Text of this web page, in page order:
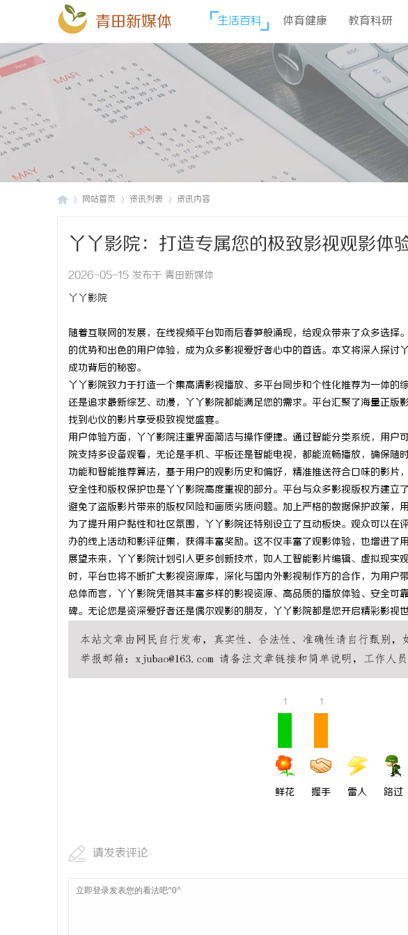
青田新媒体 生活百科 体育健康 教育科研
网站首页 资讯列表 资讯内容
丫丫影院：打造专属您的极致影视观影体
2026-05-15 发布于 青田新媒体
丫丫影院
随着互联网的发展，在线视频平台如雨后春笋般涌现，给观众带来了众多选
的优势和出色的用户体验，成为众多影视爱好者心中的首选。本文将深入探讨
成功背后的秘密。
丫丫影院致力于打造一个集高清影视播放、多平台同步和个性化推荐为一体的
还是追求最新综艺、动漫，丫丫影院都能满足您的需求。平台汇聚了海量正版
找到心仪的影片享受极致视觉盛宴。
用户体验方面，丫丫影院注重界面简洁与操作便捷。通过智能分类系统，用户
院支持多设备观看，无论是手机、平板还是智能电视，都能流畅播放，确保随
功能和智能推荐算法，基于用户的观影历史和偏好，精准推送符合口味的影片
安全性和版权保护也是丫丫影院高度重视的部分。平台与众多影视版权方建立
避免了盗版影片带来的版权风险和画质劣质问题。加上严格的数据保护政策，
为了提升用户黏性和社区氛围，丫丫影院还特别设立了互动板块。观众可以在
办的线上活动和影评征集，获得丰富奖励。这不仅丰富了观影体验，也增进了
展望未来，丫丫影院计划引入更多创新技术，如人工智能影片编辑、虚拟现实
时，平台也将不断扩大影视资源库，深化与国内外影视制作方的合作，为用户
总体而言，丫丫影院凭借其丰富多样的影视资源、高品质的播放体验、安全可
碑。无论您是资深爱好者还是偶尔观影的朋友，丫丫影院都是您开启精彩影视
1
鲜花
1
握手 雷人 路过
请发表评论
全面解析槟榔代理行业的发展趋